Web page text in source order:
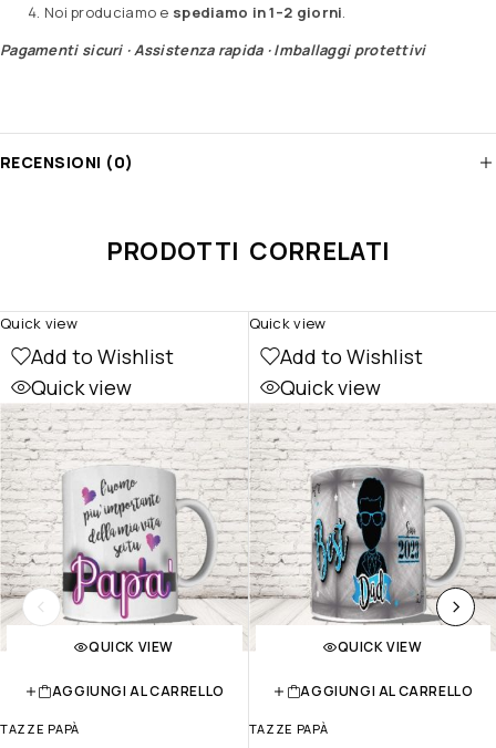
Noi produciamo e spediamo in 1–2 giorni.
Pagamenti sicuri · Assistenza rapida · Imballaggi protettivi
RECENSIONI (0)
PRODOTTI CORRELATI
Add to Wishlist
Quick view
QUICK VIEW
AGGIUNGI AL CARRELLO
TAZZE PAPÀ
Quick view
Add to Wishlist
Quick view
QUICK VIEW
AGGIUNGI AL CARRELLO
TAZZE PAPÀ
Quick view